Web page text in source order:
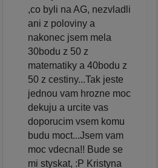
,co byli na AG, nezvladli
ani z poloviny a
nakonec jsem mela
30bodu z 50 z
matematiky a 40bodu z
50 z cestiny...Tak jeste
jednou vam hrozne moc
dekuju a urcite vas
doporucim vsem komu
budu moct...Jsem vam
moc vdecna!! Bude se
mi styskat, :P Kristyna